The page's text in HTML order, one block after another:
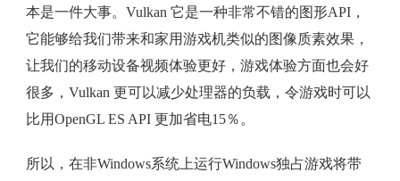
本是一件大事。Vulkan 它是一种非常不错的图形API，
它能够给我们带来和家用游戏机类似的图像质素效果，
让我们的移动设备视频体验更好，游戏体验方面也会好
很多，Vulkan 更可以减少处理器的负载，令游戏时可以
比用OpenGL ES API 更加省电15％。
所以，在非Windows系统上运行Windows独占游戏将带